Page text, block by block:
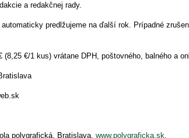
a redakčnej rady.
predlžujeme na ďalší rok. Prípadné
(8,25 €/1 kus) vrátane DPH, poštovného, balného a
polygrafická, Bratislava, www.polygraficka.sk.